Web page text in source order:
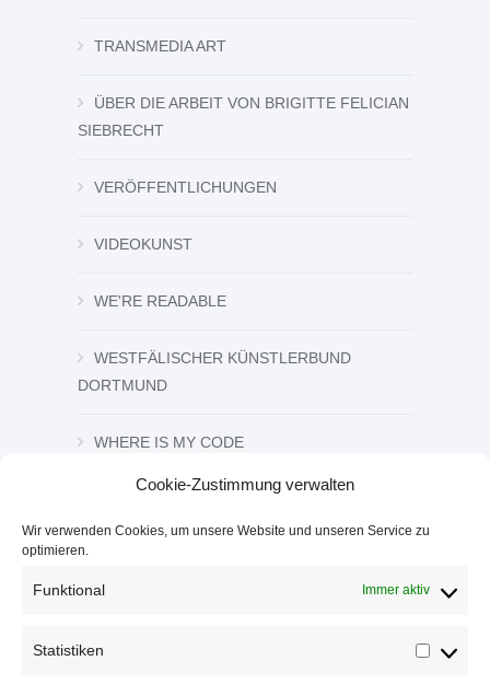
Cookie-Zustimmung verwalten
Wir verwenden Cookies, um unsere Website und unseren Service zu
optimieren.
Funktional Immer aktiv
Statistiken
TRANSMEDIA ART
ÜBER DIE ARBEIT VON BRIGITTE FELICIAN
SIEBRECHT
VERÖFFENTLICHUNGEN
VIDEOKUNST
WE'RE READABLE
WESTFÄLISCHER KÜNSTLERBUND
DORTMUND
WHERE IS MY CODE
ZEICHNUNG UND GRAFIK